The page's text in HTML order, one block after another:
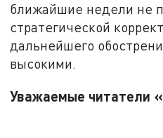
ближайшие недели не
стратегической
дальнейшего
высокими.
Уважаемые читатели